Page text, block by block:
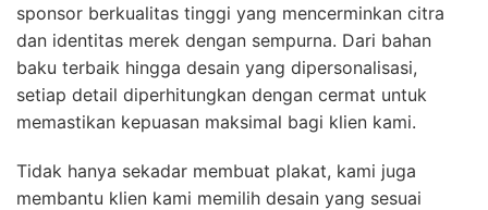
sponsor berkualitas tinggi yang mencerminkan citra
dan identitas merek dengan sempurna. Dari bahan
baku terbaik hingga desain yang dipersonalisasi,
setiap detail diperhitungkan dengan cermat untuk
memastikan kepuasan maksimal bagi klien kami.
Tidak hanya sekadar membuat plakat, kami juga
membantu klien kami memilih desain yang sesuai